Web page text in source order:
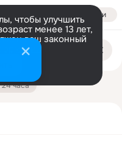
Войти
чтобы улучшить
менее 13 лет,
ваш законный
часа